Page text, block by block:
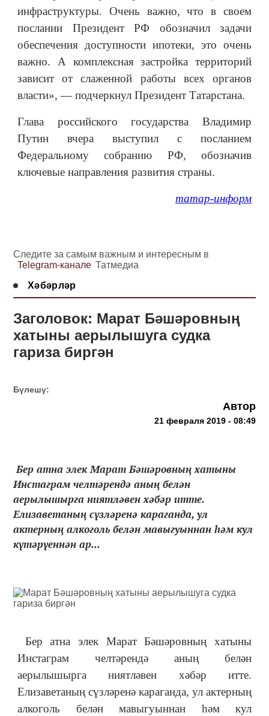
инфраструктуры. Очень важно, что в своем
послании Президент РФ обозначил задачи
обеспечения доступности ипотеки, это очень
важно. А комплексная застройка территорий
зависит от слаженной работы всех органов
власти», — подчеркнул Президент Татарстана.
Глава российского государства Владимир
Путин вчера выступил с посланием
Федеральному собранию РФ, обозначив
ключевые направления развития страны.
татар-информ
Следите за самым важным и интересным в
Telegram-канале Татмедиа
Хәбәрләр
Заголовок: Марат Бәшәровның
хатыны аерылышуга судка
гариза биргән
Бүлешү:
Автор
21 февраля 2019 - 08:49
Бер атна элек Марат Бәшәровның хатыны
Инстаграм челтәрендә аның белән
аерылышырга ниятләвен хәбәр итте.
Елизаветаның сүзләренә караганда, ул
актерның алкоголь белән мавыгуыннан һәм кул
күтәрүеннән ар...
Бер атна элек Марат Бәшәровның хатыны
Инстаграм челтәрендә аның белән
аерылышырга ниятләвен хәбәр итте.
Елизаветаның сүзләренә караганда, ул актерның
алкоголь белән мавыгуыннан һәм кул